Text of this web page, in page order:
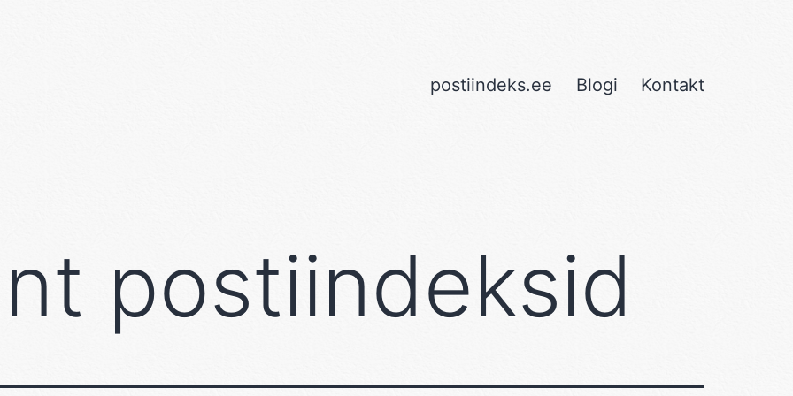
postiindeks.ee Blogi Kontakt
postiindeksid